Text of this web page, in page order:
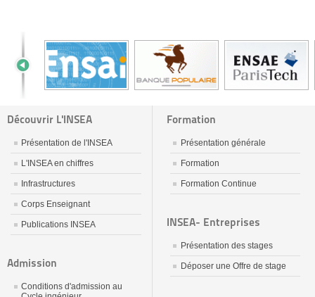
Découvrir L'INSEA
Présentation de l'INSEA
L'INSEA en chiffres
Infrastructures
Corps Enseignant
Publications INSEA
Admission
Conditions d'admission au
Formation
Présentation générale
Formation
Formation Continue
INSEA- Entreprises
Présentation des stages
Déposer une Offre de stage